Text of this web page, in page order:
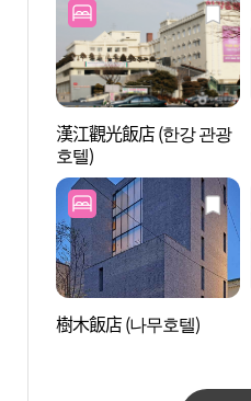
漢江觀光飯店 (한강 관광
호텔)
樹木飯店 (나무호텔)